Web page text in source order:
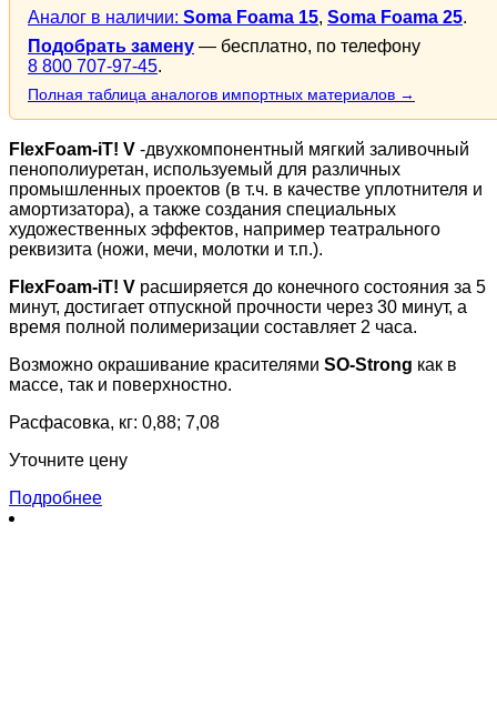
Аналог в наличии: Soma Foama 15, Soma Foama 25.
Подобрать замену — бесплатно, по телефону
8 800 707-97-45.
Полная таблица аналогов импортных материалов →
FlexFoam-iT! V -двухкомпонентный мягкий заливочный
пенополиуретан, используемый для различных
промышленных проектов (в т.ч. в качестве уплотнителя и
амортизатора), а также создания специальных
художественных эффектов, например театрального
реквизита (ножи, мечи, молотки и т.п.).
FlexFoam-iT! V расширяется до конечного состояния за 5
минут, достигает отпускной прочности через 30 минут, а
время полной полимеризации составляет 2 часа.
Возможно окрашивание красителями SO-Strong как в
массе, так и поверхностно.
Расфасовка, кг: 0,88; 7,08
Уточните цену
Подробнее